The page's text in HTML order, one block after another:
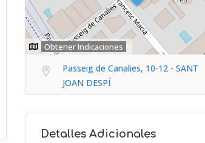
Obtener Indicaciones
Passeig de Canalies, 10-12 - SANT
JOAN DESPÍ
Detalles Adicionales